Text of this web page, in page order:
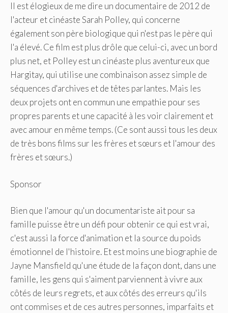
Il est élogieux de me dire un documentaire de 2012 de
l'acteur et cinéaste Sarah Polley, qui concerne
également son père biologique qui n'est pas le père qui
l'a élevé. Ce film est plus drôle que celui-ci, avec un bord
plus net, et Polley est un cinéaste plus aventureux que
Hargitay, qui utilise une combinaison assez simple de
séquences d'archives et de têtes parlantes. Mais les
deux projets ont en commun une empathie pour ses
propres parents et une capacité à les voir clairement et
avec amour en même temps. (Ce sont aussi tous les deux
de très bons films sur les frères et sœurs et l'amour des
frères et sœurs.)
Sponsor
Bien que l'amour qu'un documentariste ait pour sa
famille puisse être un défi pour obtenir ce qui est vrai,
c'est aussi la force d'animation et la source du poids
émotionnel de l'histoire. Et est moins une biographie de
Jayne Mansfield qu'une étude de la façon dont, dans une
famille, les gens qui s'aiment parviennent à vivre aux
côtés de leurs regrets, et aux côtés des erreurs qu'ils
ont commises et de ces autres personnes, imparfaits et